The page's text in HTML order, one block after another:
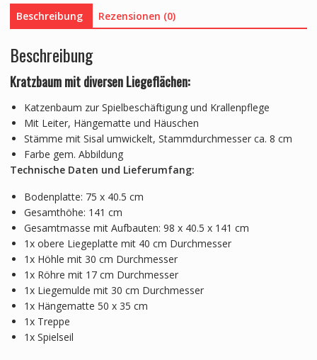
Beschreibung Rezensionen (0)
Beschreibung
Kratzbaum mit diversen Liegeflächen:
Katzenbaum zur Spielbeschäftigung und Krallenpflege
Mit Leiter, Hängematte und Häuschen
Stämme mit Sisal umwickelt, Stammdurchmesser ca. 8 cm
Farbe gem. Abbildung
Technische Daten und Lieferumfang:
Bodenplatte: 75 x 40.5 cm
Gesamthöhe: 141 cm
Gesamtmasse mit Aufbauten: 98 x 40.5 x 141 cm
1x obere Liegeplatte mit 40 cm Durchmesser
1x Höhle mit 30 cm Durchmesser
1x Röhre mit 17 cm Durchmesser
1x Liegemulde mit 30 cm Durchmesser
1x Hängematte 50 x 35 cm
1x Treppe
1x Spielseil